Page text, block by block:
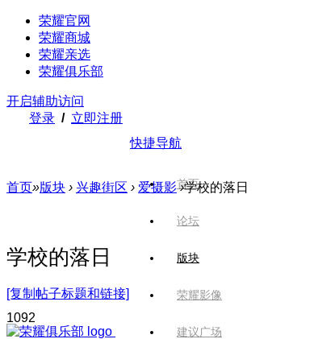
荣耀官网
荣耀商城
荣耀亲选
荣耀俱乐部
开启辅助访问
登录 / 立即注册
快捷导航
首页
论坛
版块
荣耀影像
建议广场
首页»版块 › 兴趣街区 › 爱摄影 ›学校的落日
学校的落日
[复制帖子标题和链接]
1092